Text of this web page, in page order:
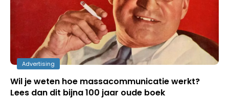
Advertising
Wil je weten hoe massacommunicatie werkt?
Lees dan dit bijna 100 jaar oude boek